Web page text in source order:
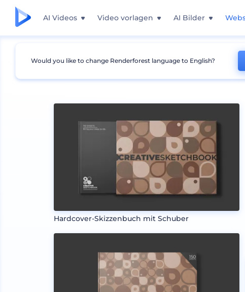
AI Videos Video vorlagen AI Bilder
Mockups Drucken Buch Mockup
Hardcover-Skizzenbuch mit Schuber
Would you like to change Renderforest language to English?